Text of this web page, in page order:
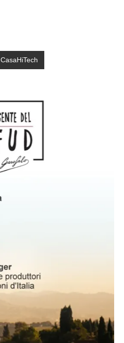
CasaHiTech